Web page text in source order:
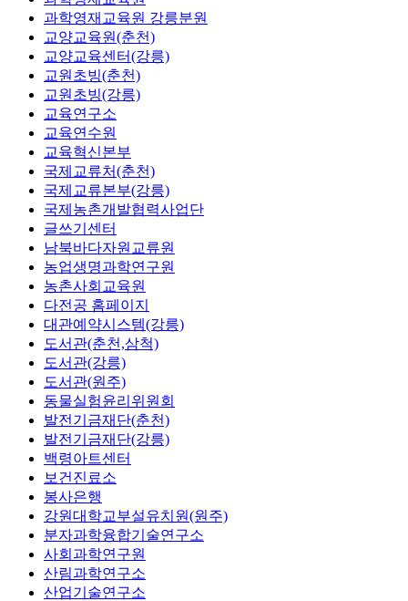
과학영재교육원 강릉분원
교양교육원(춘천)
교양교육센터(강릉)
교원초빙(춘천)
교원초빙(강릉)
교육연구소
교육연수원
교육혁신본부
국제교류처(춘천)
국제교류본부(강릉)
국제농촌개발협력사업단
글쓰기센터
남북바다자원교류원
농업생명과학연구원
농촌사회교육원
다전공 홈페이지
대관예약시스템(강릉)
도서관(춘천,삼척)
도서관(강릉)
도서관(원주)
동물실험윤리위원회
발전기금재단(춘천)
발전기금재단(강릉)
백령아트센터
보건진료소
봉사은행
강원대학교부설유치원(원주)
분자과학융합기술연구소
사회과학연구원
산림과학연구소
산업기술연구소